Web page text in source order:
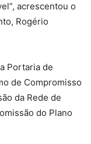
acrescentou o
Rogério
Portaria de
de Compromisso
da Rede de
do Plano